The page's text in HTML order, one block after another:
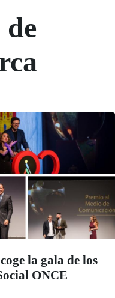
la gala de los
ONCE